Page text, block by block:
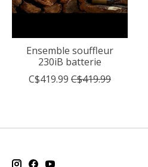
Ensemble souffleur
230iB batterie
C$419.99 C$419.99